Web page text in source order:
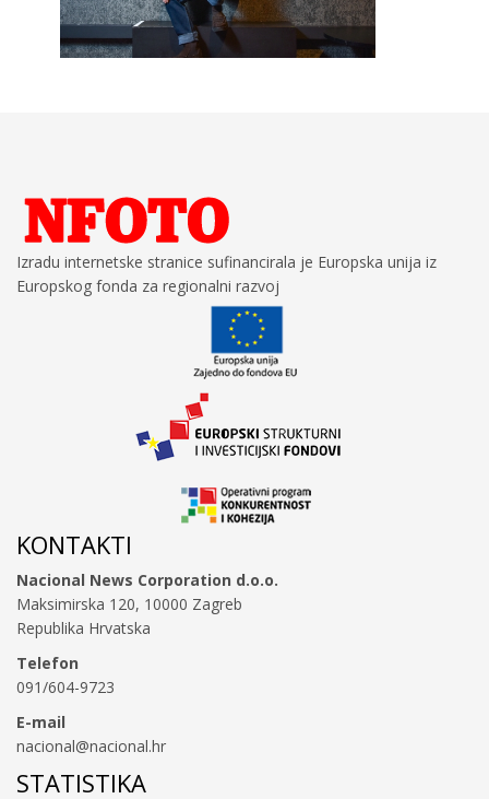
Izradu internetske stranice sufinancirala je Europska unija iz
Europskog fonda za regionalni razvoj
KONTAKTI
Nacional News Corporation d.o.o.
Maksimirska 120, 10000 Zagreb
Republika Hrvatska
Telefon
091/604-9723
E-mail
nacional@nacional.hr
STATISTIKA